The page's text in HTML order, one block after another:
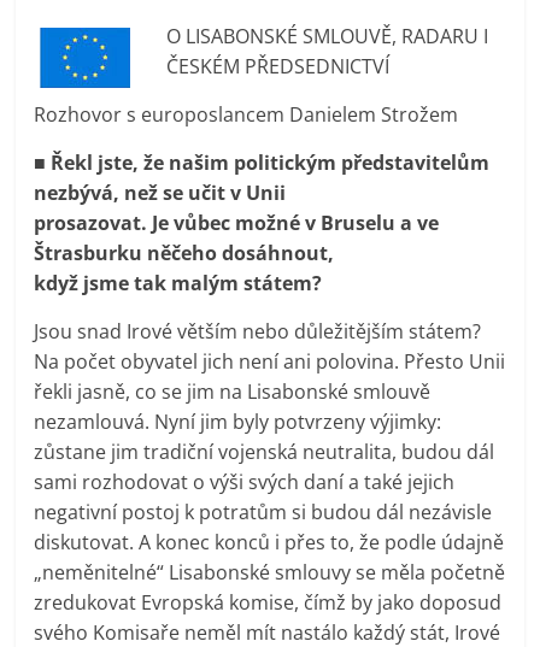
O LISABONSKÉ SMLOUVĚ, RADARU I
ČESKÉM PŘEDSEDNICTVÍ
Rozhovor s europoslancem Danielem Strožem
■ Řekl jste, že našim politickým představitelům
nezbývá, než se učit v Unii
prosazovat. Je vůbec možné v Bruselu a ve
Štrasburku něčeho dosáhnout,
když jsme tak malým státem?
Jsou snad Irové větším nebo důležitějším státem?
Na počet obyvatel jich není ani polovina. Přesto Unii
řekli jasně, co se jim na Lisabonské smlouvě
nezamlouvá. Nyní jim byly potvrzeny výjimky:
zůstane jim tradiční vojenská neutralita, budou dál
sami rozhodovat o výši svých daní a také jejich
negativní postoj k potratům si budou dál nezávisle
diskutovat. A konec konců i přes to, že podle údajně
„neměnitelné“ Lisabonské smlouvy se měla početně
zredukovat Evropská komise, čímž by jako doposud
svého Komisaře neměl mít nastálo každý stát, Irové